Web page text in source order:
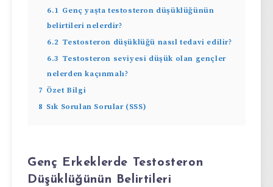
6.1 Genç yaşta testosteron düşüklüğünün
belirtileri nelerdir?
6.2 Testosteron düşüklüğü nasıl tedavi edilir?
6.3 Testosteron seviyesi düşük olan gençler
nelerden kaçınmalı?
7 Özet Bilgi
8 Sık Sorulan Sorular (SSS)
Genç Erkeklerde Testosteron
Düşüklüğünün Belirtileri